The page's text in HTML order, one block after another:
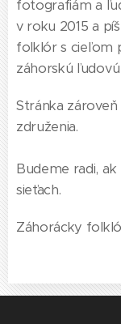
fotografiám a
v roku 2015 a
folklór s cieľom
záhorskú
Stránka
združenia.
Budeme radi,
sieťach.
Záhorácky